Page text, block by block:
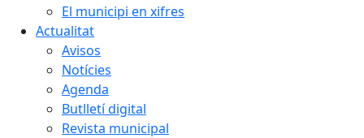
El municipi en xifres
Actualitat
Avisos
Notícies
Agenda
Butlletí digital
Revista municipal